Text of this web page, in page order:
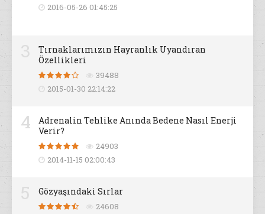
2016-05-26 01:45:25
Tırnaklarımızın Hayranlık Uyandıran
Özellikleri
39488
2015-01-30 22:14:22
4
Adrenalin Tehlike Anında Bedene Nasıl Enerji
Verir?
24903
2014-11-15 02:00:43
Gözyaşındaki Sırlar
24608